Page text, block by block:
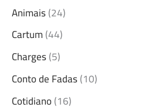
Animais(24)
Cartum(44)
Charges(5)
Conto de Fadas(10)
Cotidiano(16)